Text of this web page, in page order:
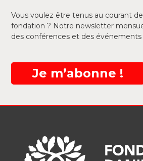
Vous voulez être tenus au courant
fondation ? Notre newsletter
des conférences et des événements
Je m’abonne !